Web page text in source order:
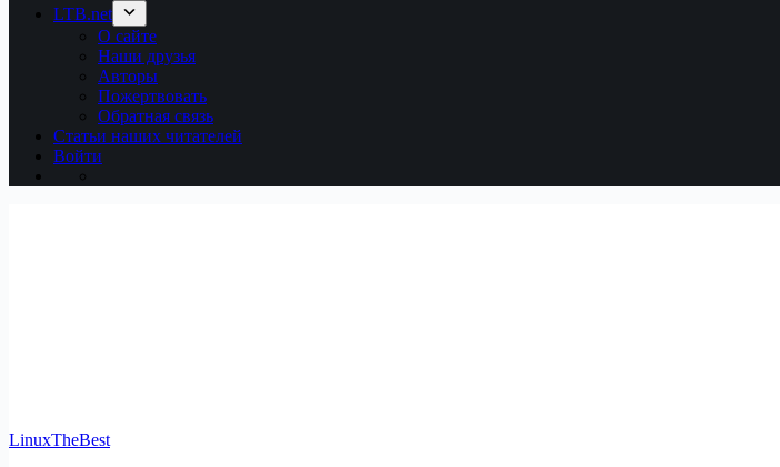
LTB.net
О сайте
Наши друзья
Авторы
Пожертвовать
Обратная связь
Статьи наших читателей
Войти
LinuxTheBest